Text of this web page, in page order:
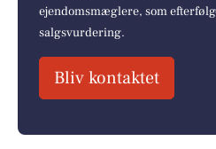
ejendomsmæglere, som
salgsvurdering.
Bliv kontaktet